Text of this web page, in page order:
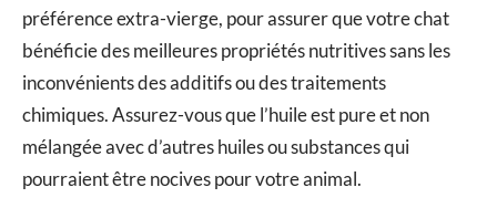
préférence extra-vierge, pour assurer que votre chat
bénéficie des meilleures propriétés nutritives sans les
inconvénients des additifs ou des traitements
chimiques. Assurez-vous que l’huile est pure et non
mélangée avec d’autres huiles ou substances qui
pourraient être nocives pour votre animal.